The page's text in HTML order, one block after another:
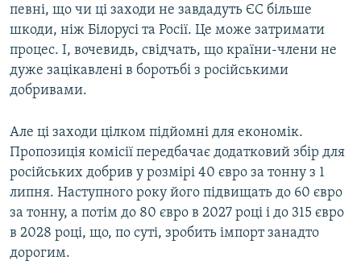
певні, що чи ці заходи не завдадуть ЄС більше
шкоди, ніж Білорусі та Росії. Це може затримати
процес. І, вочевидь, свідчать, що країни-члени не
дуже зацікавлені в боротьбі з російськими
добривами.
Aле ці заходи цілком підйомні для економік.
Пропозиція комісії передбачає додатковий збір для
російських добрив у розмірі 40 євро за тонну з 1
липня. Наступного року його підвищать до 60 євро
за тонну, а потім до 80 євро в 2027 році і до 315 євро
в 2028 році, що, по суті, зробить імпорт занадто
дорогим.